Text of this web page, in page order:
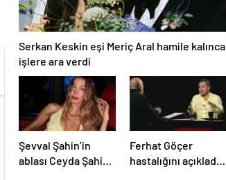
Serkan Keskin eşi Meriç Aral hamile kalınca
işlere ara verdi
Şevval Şahin’in
ablası Ceyda Şahin
Ferhat Göçer
hastalığını açıkladı: